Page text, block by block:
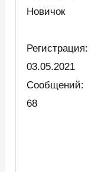
Новичок
Регистрация:
03.05.2021
Сообщений:
68